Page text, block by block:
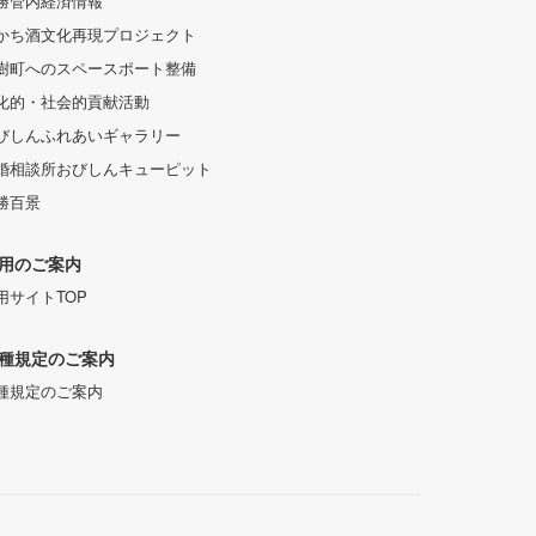
ち酒文化再現プロジェクト
町へのスペースポート整備
的・社会的貢献活動
しんふれあいギャラリー
相談所おびしんキューピット
百景
のご案内
サイトTOP
規定のご案内
規定のご案内